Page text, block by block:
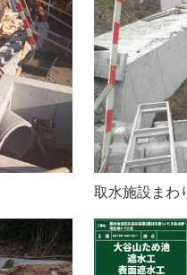
取水施設まわ